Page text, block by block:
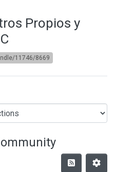
Propios y
11746/8669